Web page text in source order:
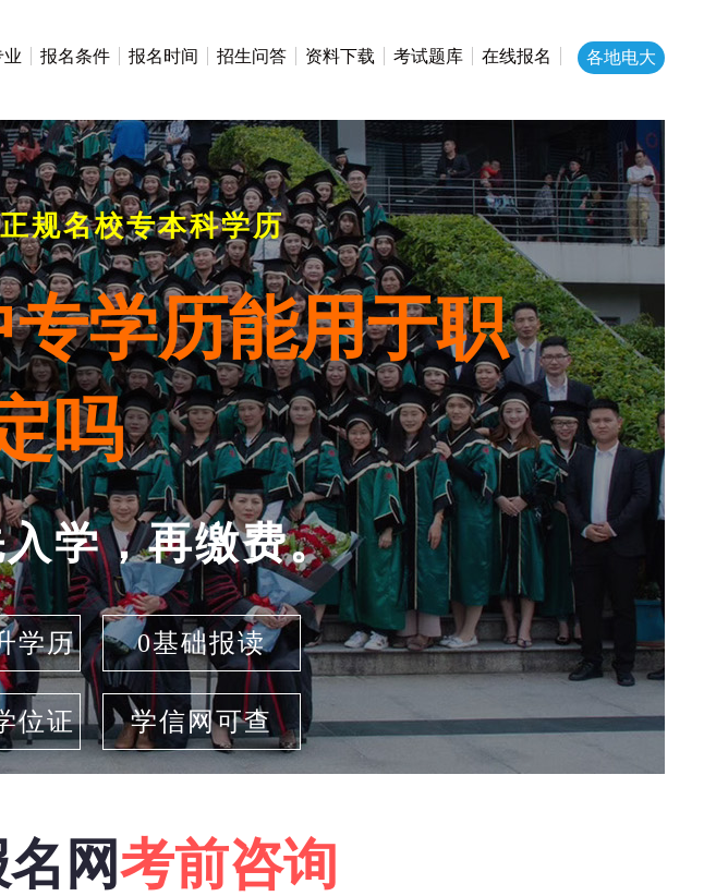
业 报名条件 报名时间 招生问答 资料下载 考试题库 在线报名 各地电大
规名校专本科学历
学历能用于职
吗
学，再缴费。
学历 0基础报读
位证 学信网可查
网考前咨询